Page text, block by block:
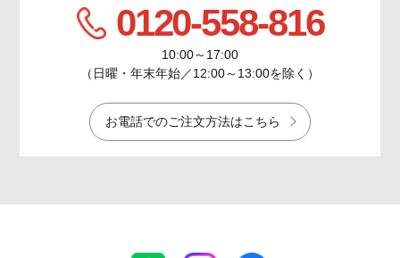
0120-558-816
10:00～17:00
（日曜・年末年始／12:00～13:00を除く）
お電話でのご注文方法はこちら